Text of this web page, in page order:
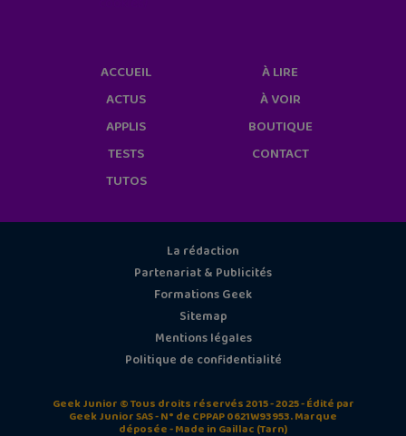
ACCUEIL
ACTUS
APPLIS
TESTS
TUTOS
À LIRE
À VOIR
BOUTIQUE
CONTACT
La rédaction
Partenariat & Publicités
Formations Geek
Sitemap
Mentions légales
Politique de confidentialité
Geek Junior © Tous droits réservés 2015 - 2025 - Édité par
Geek Junior SAS - N° de CPPAP 0621W93953. Marque
déposée - Made in Gaillac (Tarn)